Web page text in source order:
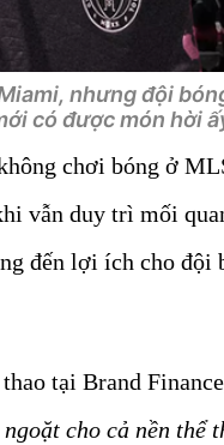
nhưng đội
có được món hời
chơi bóng ở
vẫn duy trì mối
đến lợi ích cho đội
tại Brand
cho cả nền thể